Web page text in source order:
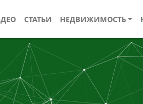
СТАТЬИ НЕДВИЖИМОСТЬ